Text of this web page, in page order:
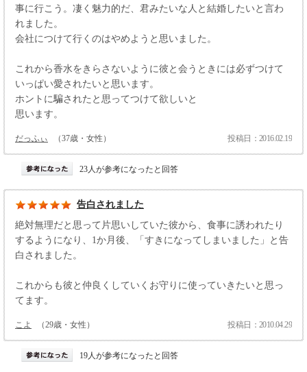
事に行こう。凄く魅力的だ、君みたいな人と結婚したいと言わ
れました。
会社につけて行くのはやめようと思いました。
これから香水をきらさないように彼と会うときには必ずつけて
いっぱい愛されたいと思います。
ホントに騙されたと思ってつけて欲しいと
思います。
だっふぃ （37歳・女性） 投稿日：2016.02.19
23人が参考になったと回答
告白されました
絶対無理だと思って片思いしていた彼から、食事に誘われたり
するようになり、1か月後、「すきになってしまいました」と告
白されました。
これからも彼と仲良くしていくお守りに使っていきたいと思っ
てます。
こよ （29歳・女性） 投稿日：2010.04.29
19人が参考になったと回答